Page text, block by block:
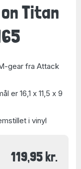
Titan
gear fra Attack
er 16,1 x 11,5 x 9
i vinyl
119,95 kr.